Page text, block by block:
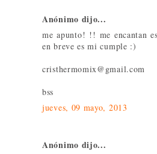
Anónimo dijo...
me apunto! !! me encantan
en breve es mi cumple :)
cristhermomix@gmail.com
bss
jueves, 09 mayo, 2013
Anónimo dijo...